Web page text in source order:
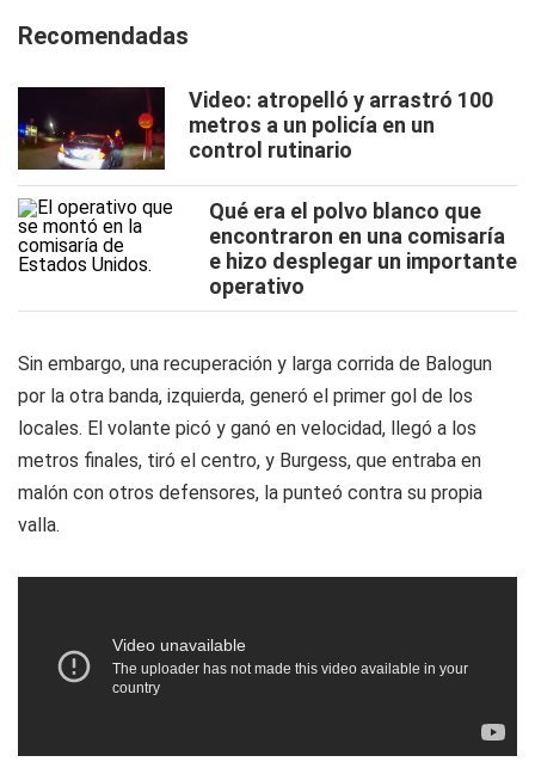
Recomendadas
Video: atropelló y arrastró 100
metros a un policía en un
control rutinario
Qué era el polvo blanco que
encontraron en una comisaría
e hizo desplegar un importante
operativo
Sin embargo, una recuperación y larga corrida de Balogun
por la otra banda, izquierda, generó el primer gol de los
locales. El volante picó y ganó en velocidad, llegó a los
metros finales, tiró el centro, y Burgess, que entraba en
malón con otros defensores, la punteó contra su propia
valla.